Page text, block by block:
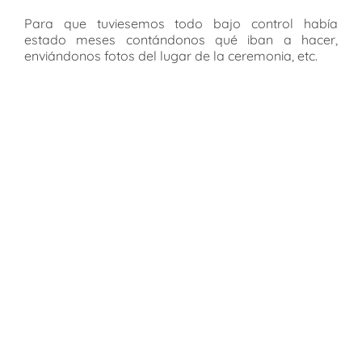
Para que tuviesemos todo bajo control había
estado meses contándonos qué iban a hacer,
enviándonos fotos del lugar de la ceremonia, etc.